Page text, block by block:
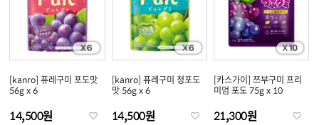
[kanro] 퓨레구미 포도맛
56g x 6
14,500원
[kanro] 퓨레구미 청포도
맛 56g x 6
14,500원
[카스가이] 쯔부구미 프리
미엄 포도 75g x 10
21,300원